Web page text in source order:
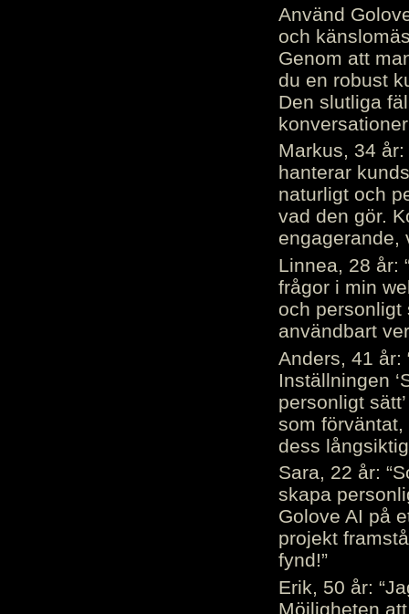
Använd
och
Genom att
du en robust
Den slutliga
Markus, 34
hanterar
naturligt och
vad den gör.
engagerande,
Linnea, 28 år:
frågor i min
och personligt
användbart
Anders, 41 år:
Inställningen
personligt
som
dess
Sara, 22 år:
skapa
Golove AI på
projekt
fynd!”
Erik, 50 år:
Möjligheten